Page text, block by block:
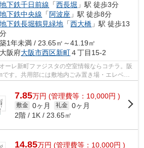
地下鉄千日前線 「西長堀 」駅 徒歩3分
地下鉄中央線 「 阿波座 」駅 徒歩8分
地下鉄長堀鶴見緑地 「西大橋 」駅 徒歩13
分
築1年未満 / 23.65㎡～41.19㎡
大阪府大阪市西区新町４丁目15-2
ーレ新町ファジスタの空室情報ならコチラ。阪
す。共用部には敷地内ごみ置き場・エレベー
7.85万円 (管理費等：10,000円 )
敷金 0ヶ月 礼金 0ヶ月
2階 / 1K / 23.65㎡
14.85万円 (管理費等：10,000円 )